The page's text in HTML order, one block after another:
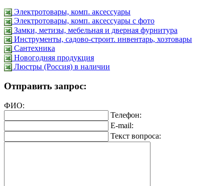
Электротовары, комп. аксессуары
Электротовары, комп. аксессуары с фото
Замки, метизы, мебельная и дверная фурнитура
Инструменты, садово-строит. инвентарь, хозтовары
Сантехника
Новогодняя продукция
Люстры (Россия) в наличии
Отправить запрос:
ФИО:
Телефон:
E-mail:
Текст вопроса: